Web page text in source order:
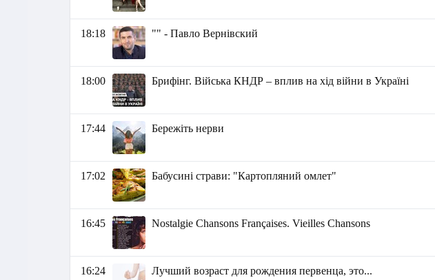
18:18 "" - Павло Вернівский
18:00 Брифінг. Війська КНДР – вплив на хід війни в Україні
17:44 Бережіть нерви
17:02 Бабусині страви: "Картопляний омлет"
16:45 Nostalgie Chansons Françaises. Vieilles Chansons
16:24 Лучший возраст для рождения первенца, это...